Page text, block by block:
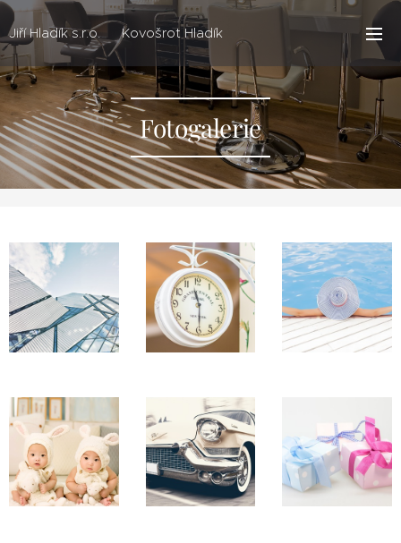
Jiří Hladík s.r.o. Kovošrot Hladík
Fotogalerie